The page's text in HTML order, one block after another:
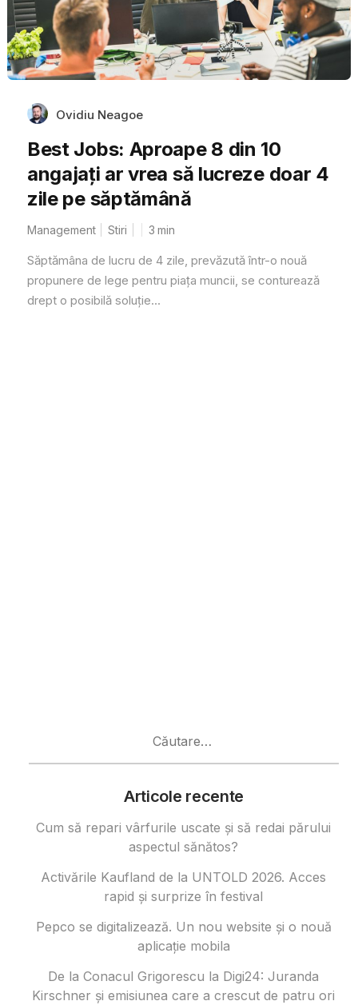
Ovidiu Neagoe
Best Jobs: Aproape 8 din 10
angajați ar vrea să lucreze doar 4
zile pe săptămână
Management Stiri 3 min
Săptămâna de lucru de 4 zile, prevăzută într-o nouă
propunere de lege pentru piața muncii, se conturează
drept o posibilă soluție...
Articole recente
Cum să repari vârfurile uscate și să redai părului
aspectul sănătos?
Activările Kaufland de la UNTOLD 2026. Acces
rapid și surprize în festival
Pepco se digitalizează. Un nou website și o nouă
aplicație mobila
De la Conacul Grigorescu la Digi24: Juranda
Kirschner și emisiunea care a crescut de patru ori